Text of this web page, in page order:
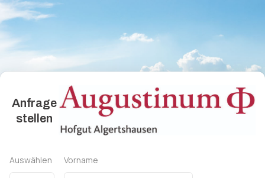
Anfrage
stellen
Auswählen Vorname